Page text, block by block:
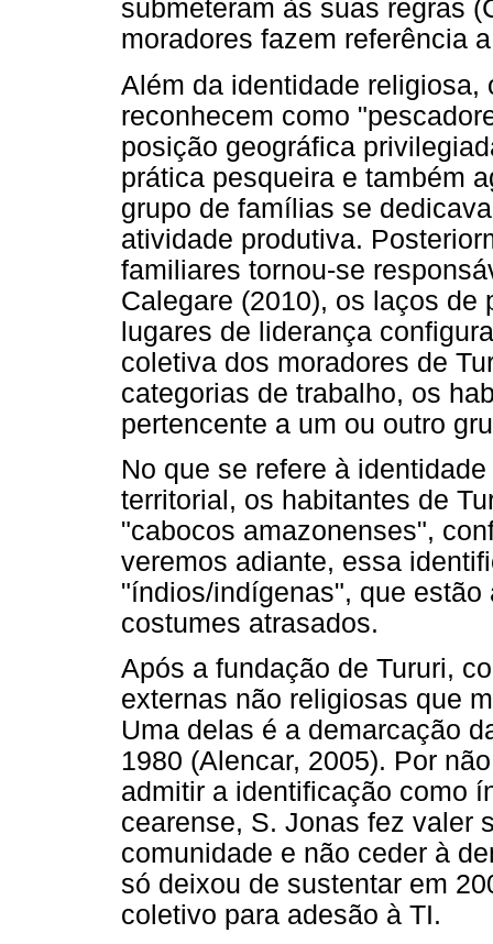
submeteram às suas regras
moradores fazem referência
Além da identidade religiosa,
reconhecem como
posição geográfica
prática pesqueira e também
grupo de famílias se
atividade produtiva.
familiares tornou-se
Calegare (2010), os laços de
lugares de liderança
coletiva dos moradores de
categorias de trabalho, os
pertencente a um ou outro
No que se refere à
territorial, os habitantes de
"cabocos amazonenses",
veremos adiante, essa
"índios/indígenas", que
costumes atrasados.
Após a fundação de Tururi,
externas não religiosas que
Uma delas é a demarcação
1980 (Alencar, 2005). Por
admitir a identificação como
cearense, S. Jonas fez valer
comunidade e não ceder à
só deixou de sustentar em
coletivo para adesão à TI.